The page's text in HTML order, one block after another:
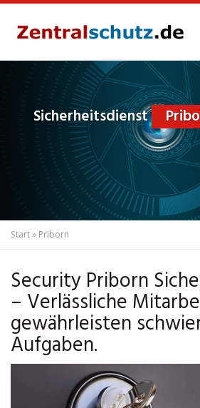
content
Sicherheitsdienst
Start» Priborn
Security Priborn
– Verlässliche
gewährleisten
Aufgaben.